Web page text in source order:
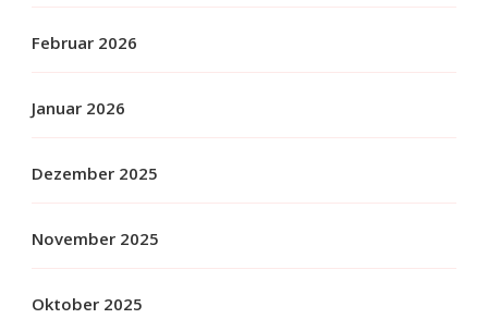
Februar 2026
Januar 2026
Dezember 2025
November 2025
Oktober 2025